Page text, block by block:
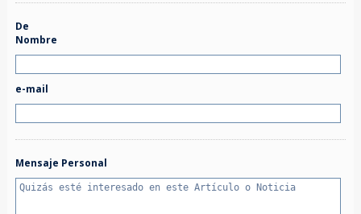
De
Nombre
e-mail
Mensaje Personal